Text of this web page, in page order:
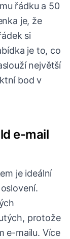
řádku a 50
je, že
si
je to, co
největší
bod v
e-mail
je ideální
protože
e-mailu. Více